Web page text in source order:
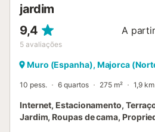
jardim
9,4
5 avaliações
A
Muro (Espanha), Majorca
10 pess. 6 quartos 275 m² 1,9
Internet, Estacionamento,
Jardim, Roupas de cama,